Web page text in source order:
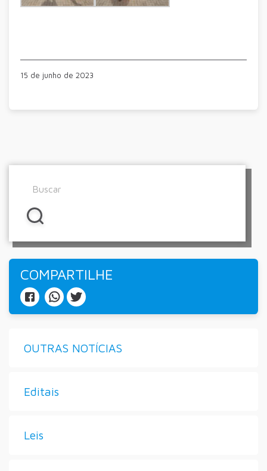
15 de junho de 2023
COMPARTILHE
OUTRAS NOTÍCIAS
Editais
Leis